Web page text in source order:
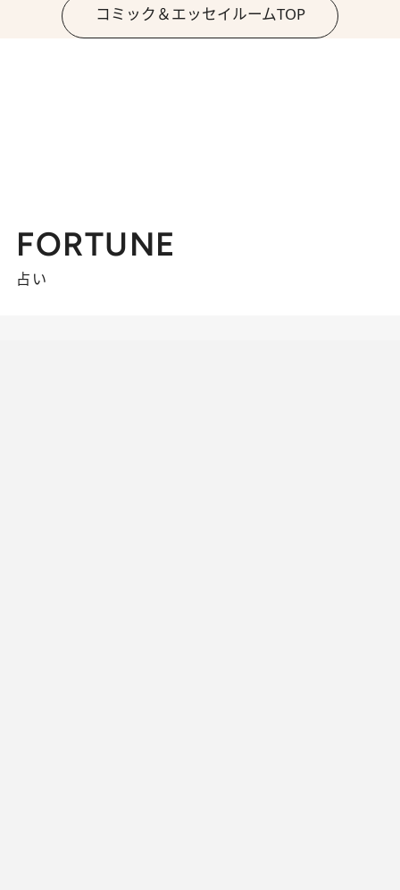
コミック＆エッセイルームTOP
FORTUNE
占い